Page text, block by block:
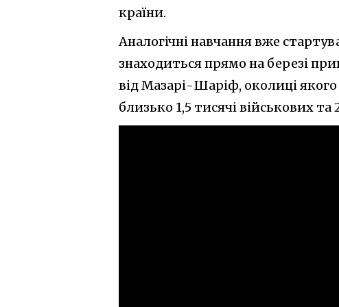
країни.
Аналогічні навчання вже
знаходиться прямо на березі
від Мазарі-Шаріф, околиці
близько 1,5 тисячі військових